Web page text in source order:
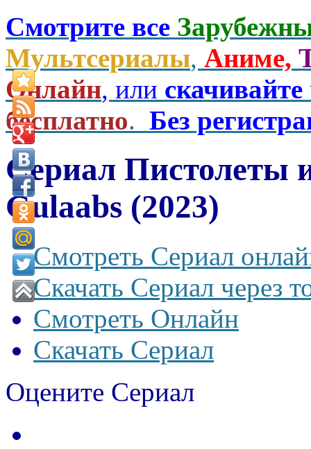
Смотрите все
Мультсериалы, Аниме,
Онлайн, или скачивайте
бесплатно. Без
Сериал Пистолеты
Gulaabs (2023)
Смотреть Сериал
Скачать Сериал через
Смотреть Онлайн
Скачать Сериал
Оцените Сериал